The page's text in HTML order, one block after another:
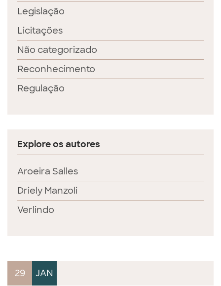
Legislação
Licitações
Não categorizado
Reconhecimento
Regulação
Explore os autores
Aroeira Salles
Driely Manzoli
Verlindo
29 JAN